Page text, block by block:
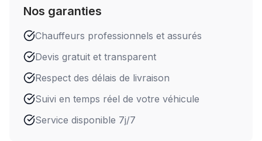
Nos garanties
Chauffeurs professionnels et assurés
Devis gratuit et transparent
Respect des délais de livraison
Suivi en temps réel de votre véhicule
Service disponible 7j/7